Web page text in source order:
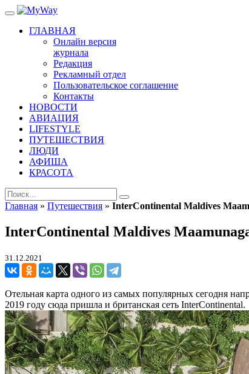
ГЛАВНАЯ
Онлайн версия
журнала
Редакция
Рекламный отдел
Пользовательское соглашение
Контакты
НОВОСТИ
АВИАЦИЯ
LIFESTYLE
ПУТЕШЕСТВИЯ
ЛЮДИ
АФИША
КРАСОТА
Главная » Путешествия » InterContinental Maldives
InterContinental Maldives
31.12.2021
Отельная карта одного из самых популярных сегодня
2019 году сюда пришла и британская сеть InterContinental.